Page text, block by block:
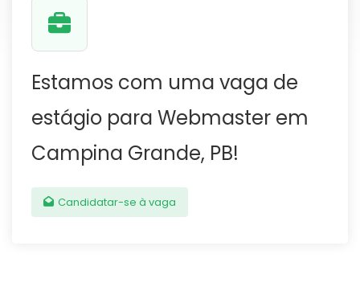
Estamos com uma vaga de
estágio para Webmaster em
Campina Grande, PB!
Candidatar-se à vaga